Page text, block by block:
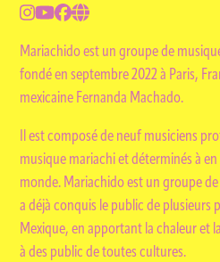
Mariachido est un groupe de
fondé en septembre 2022 à Paris,
mexicaine Fernanda Machado.
Il est composé de neuf musiciens
musique mariachi et déterminés à en
monde. Mariachido est un groupe
a déjà conquis le public de plusieurs
Mexique, en apportant la chaleur et
à des public de toutes cultures.